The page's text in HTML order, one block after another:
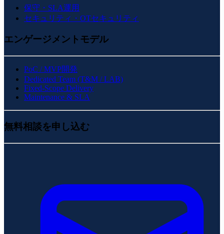
保守・SLA運用
セキュリティ・OTセキュリティ
エンゲージメントモデル
PoC / MVP開発
Dedicated Team (T&M / LAB)
Fixed-Scope Delivery
Maintenance & SLA
無料相談を申し込む